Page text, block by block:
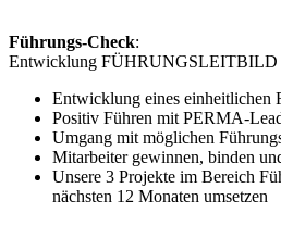
Führungs-Check:
Entwicklung FÜHRUNGSLEITBILD
Entwicklung eines einheitlichen
Positiv Führen mit PERMA-
Umgang mit möglichen
Mitarbeiter gewinnen, binden
Unsere 3 Projekte im Bereich
nächsten 12 Monaten umsetzen